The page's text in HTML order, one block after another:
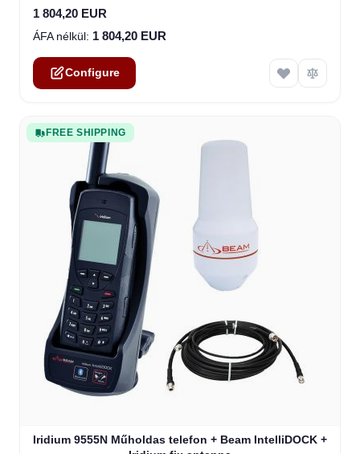
1 804,20 EUR
1 804,20 EUR
Configure
FREE SHIPPING
Iridium 9555N Műholdas telefon + Beam IntelliDOCK +
The price depends on the options chosen on the product